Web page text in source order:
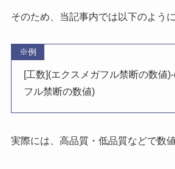
そのため、当記事内では以下のよう
※例
[工数](エクスメガフル禁断の数値
フル禁断の数値)
実際には、 高品質・低品質などで数